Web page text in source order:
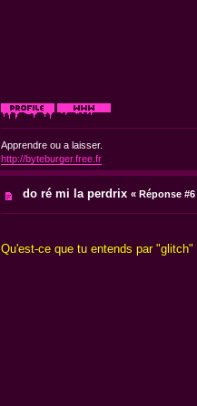
Apprendre ou a laisser.
http://byteburger.free.fr
do ré mi la perdrix « Réponse #6
Qu'est-ce que tu entends par "glitch"